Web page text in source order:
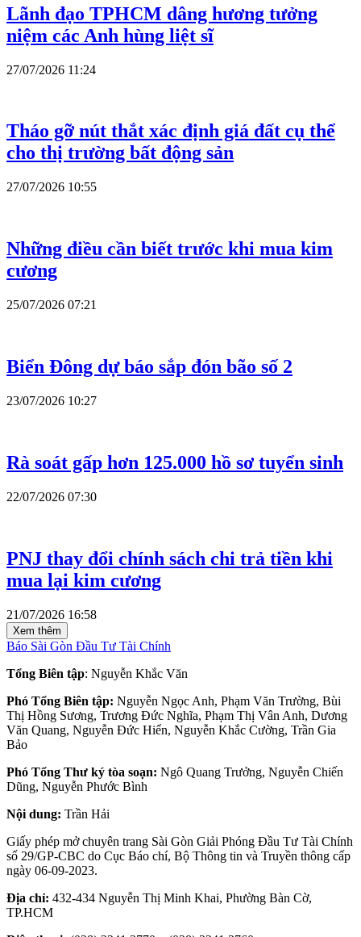
Lãnh đạo TPHCM dâng hương tưởng
niệm các Anh hùng liệt sĩ
27/07/2026 11:24
Tháo gỡ nút thắt xác định giá đất cụ thể
cho thị trường bất động sản
27/07/2026 10:55
Những điều cần biết trước khi mua kim
cương
25/07/2026 07:21
Biển Đông dự báo sắp đón bão số 2
23/07/2026 10:27
Rà soát gấp hơn 125.000 hồ sơ tuyển sinh
22/07/2026 07:30
PNJ thay đổi chính sách chi trả tiền khi
mua lại kim cương
21/07/2026 16:58
Xem thêm
Báo Sài Gòn Đầu Tư Tài Chính
Tổng Biên tập: Nguyễn Khắc Văn
Phó Tổng Biên tập: Nguyễn Ngọc Anh, Phạm Văn Trường, Bùi
Thị Hồng Sương, Trương Đức Nghĩa, Phạm Thị Vân Anh, Dương
Văn Quang, Nguyễn Đức Hiển, Nguyễn Khắc Cường, Trần Gia
Bảo
Phó Tổng Thư ký tòa soạn: Ngô Quang Trưởng, Nguyễn Chiến
Dũng, Nguyễn Phước Bình
Nội dung: Trần Hải
Giấy phép mở chuyên trang Sài Gòn Giải Phóng Đầu Tư Tài Chính
số 29/GP-CBC do Cục Báo chí, Bộ Thông tin và Truyền thông cấp
ngày 06-09-2023.
Địa chỉ: 432-434 Nguyễn Thị Minh Khai, Phường Bàn Cờ,
TP.HCM